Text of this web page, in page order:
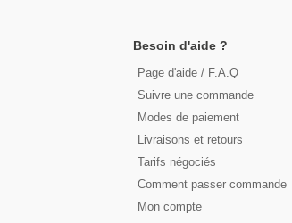
Besoin d'aide ?
Page d'aide / F.A.Q
Suivre une commande
Modes de paiement
Livraisons et retours
Tarifs négociés
Comment passer commande
Mon compte